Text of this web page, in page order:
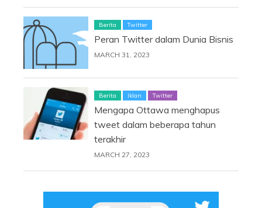
Berita Twitter
Peran Twitter dalam Dunia Bisnis
MARCH 31, 2023
Berita Iklan Twitter
Mengapa Ottawa menghapus
tweet dalam beberapa tahun
terakhir
MARCH 27, 2023